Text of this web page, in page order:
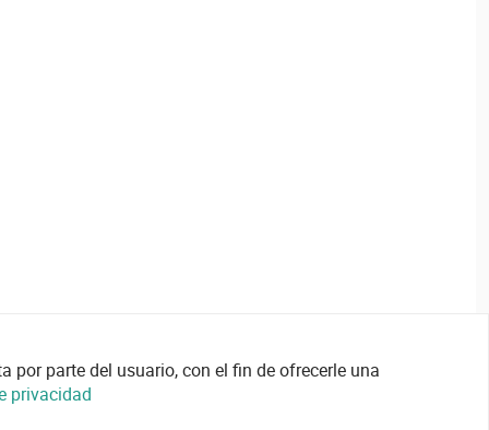
parte del usuario, con el fin de ofrecerle una
privacidad